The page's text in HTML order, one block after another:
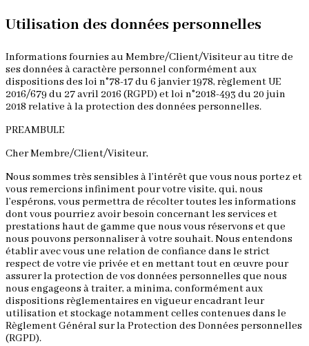
Utilisation des données personnelles
Informations fournies au Membre/Client/Visiteur au titre de
ses données à caractère personnel conformément aux
dispositions des loi n°78-17 du 6 janvier 1978, règlement UE
2016/679 du 27 avril 2016 (RGPD) et loi n°2018-493 du 20 juin
2018 relative à la protection des données personnelles.
PREAMBULE
Cher Membre/Client/Visiteur,
Nous sommes très sensibles à l’intérêt que vous nous portez et
vous remercions infiniment pour votre visite, qui, nous
l’espérons, vous permettra de récolter toutes les informations
dont vous pourriez avoir besoin concernant les services et
prestations haut de gamme que nous vous réservons et que
nous pouvons personnaliser à votre souhait. Nous entendons
établir avec vous une relation de confiance dans le strict
respect de votre vie privée et en mettant tout en œuvre pour
assurer la protection de vos données personnelles que nous
nous engageons à traiter, a minima, conformément aux
dispositions règlementaires en vigueur encadrant leur
utilisation et stockage notamment celles contenues dans le
Règlement Général sur la Protection des Données personnelles
(RGPD).